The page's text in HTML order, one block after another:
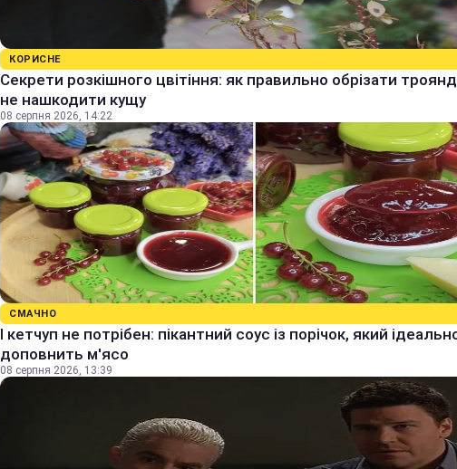
КОРИСНЕ
Секрети розкішного цвітіння: як правильно обрізати
не нашкодити кущу
08 серпня 2026, 14:22
СМАЧНО
І кетчуп не потрібен: пікантний соус із порічок, який
доповнить м'ясо
08 серпня 2026, 13:39